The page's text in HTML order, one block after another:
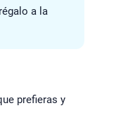
a la
prefieras y